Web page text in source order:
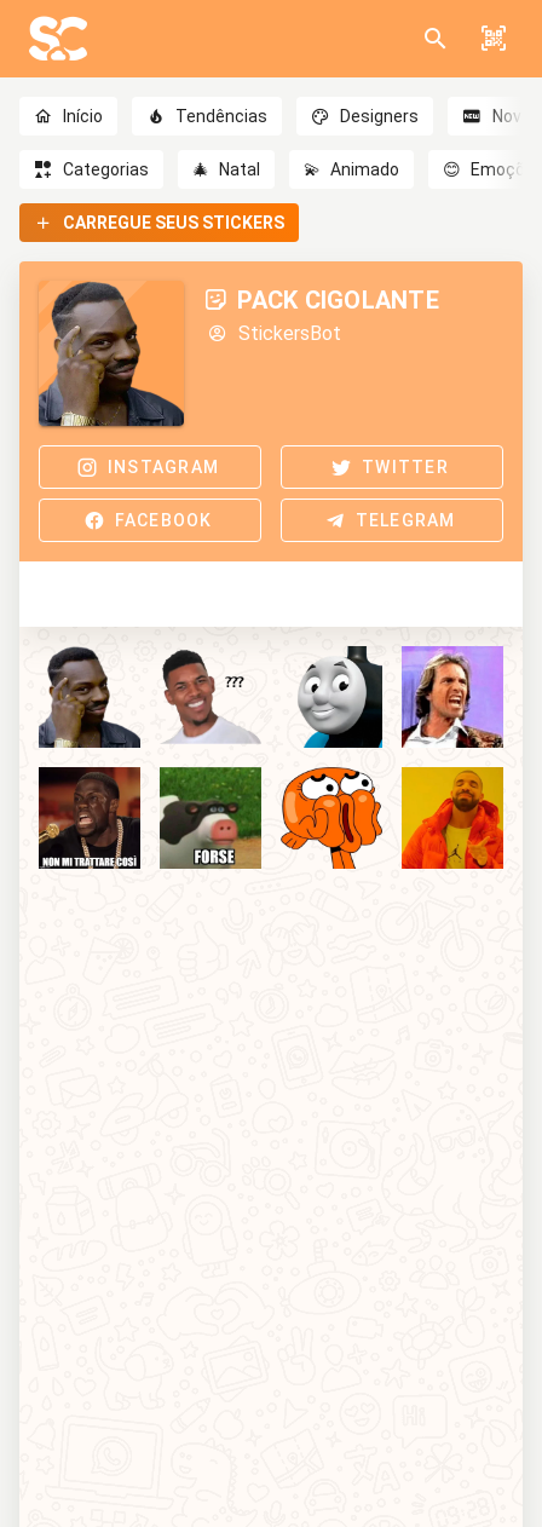
Início Tendências Designers Novo
Categorias 🎄 Natal 💫 Animado 😊
CARREGUE SEUS STICKERS
PACK CIGOLANTE
StickersBot
INSTAGRAM TWITTER
FACEBOOK TELEGRAM